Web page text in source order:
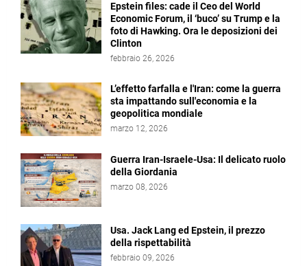
Epstein files: cade il Ceo del World
Economic Forum, il ‘buco’ su Trump e la
foto di Hawking. Ora le deposizioni dei
Clinton
febbraio 26, 2026
L’effetto farfalla e l'Iran: come la guerra
sta impattando sull'economia e la
geopolitica mondiale
marzo 12, 2026
Guerra Iran-Israele-Usa: Il delicato ruolo
della Giordania
marzo 08, 2026
Usa. Jack Lang ed Epstein, il prezzo
della rispettabilità
febbraio 09, 2026